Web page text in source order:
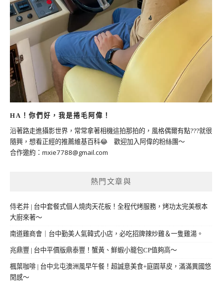
HA！你們好，我是捲毛阿偉！
沿著路走進攝影世界，常常拿著相機這拍那拍的，風格偶爾有點???就很
隨興，想看正經的推薦維基百科😂 歡迎加入阿偉的粉絲團～
合作邀約： mxie7788@gmail.com
熱門文章與
侍老井 | 台中套餐式個人燒肉天花板！全程代烤服務，烤功太完美根本
大廚來著～
南道雞商會｜台中勤美人氣韓式小店，必吃招牌辣炒雞＆一隻雞湯。
兆鼎豐 | 台中平價版鼎泰豐！蟹黃、鮮蝦小籠包CP值夠高～
楓葉咖啡 | 台中北屯澳洲風早午餐！超誠意美食+庭園草皮，滿滿異國悠
閒感～